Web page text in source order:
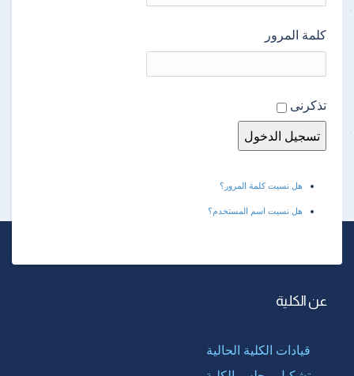
كلمة المرور
تذكرنى
هل نسيت كلمة المرور؟
هل نسيت اسم المستخدم؟
عن الكلية
قيادات الكلية الحالية